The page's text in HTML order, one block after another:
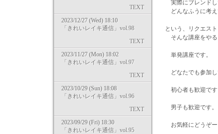
TEXT
2023/12/27 (Wed) 18:10
「きれいレイキ通信」vol.98
TEXT
2023/11/27 (Mon) 18:02
「きれいレイキ通信」vol.97
TEXT
2023/10/29 (Sun) 18:08
「きれいレイキ通信」vol.96
TEXT
2023/09/29 (Fri) 18:30
「きれいレイキ通信」vol.95
実際にブレンド
どんなふうに考え
という、リクエス
そんな講座をや
単発講座です。
どなたでも参加
初心者も歓迎で
男子も歓迎です。
お気軽にどうぞー